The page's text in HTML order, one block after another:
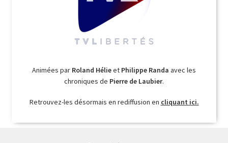
Animées par Roland Hélieet Philippe Randa avec les
chroniques de Pierre de Laubier.
Retrouvez-les désormais en rediffusion en cliquant ici.